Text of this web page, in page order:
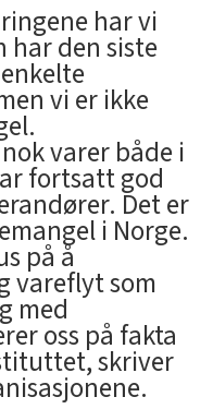
har vi
har den siste
vi er ikke
varer både i
fortsatt god
Det er
i Norge.
på å
vareflyt som
med
oss på fakta
skriver